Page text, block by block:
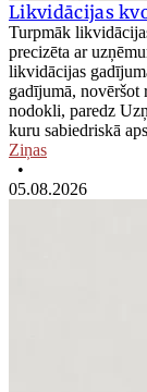
Likvidācijas
Turpmāk
precizēta ar
likvidācijas
gadījumā,
nodokli, paredz
kuru sabiedriskā
Ziņas
•
05.08.2026